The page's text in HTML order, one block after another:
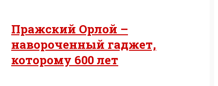
Пражский Орлой –
навороченный гаджет,
которому 600 лет